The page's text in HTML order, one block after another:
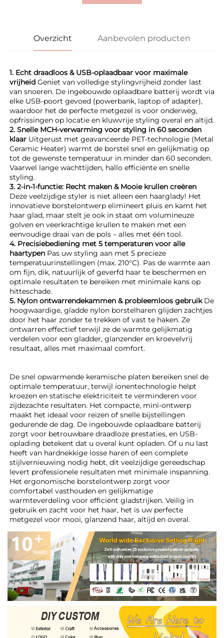
Overzicht Aanbevolen producten
1. Echt draadloos & USB-oplaadbaar voor maximale
vrijheid Geniet van volledige stylingvrijheid zonder last
van snoeren. De ingebouwde oplaadbare batterij wordt via
elke USB-poort gevoed (powerbank, laptop of adapter),
waardoor het de perfecte metgezel is voor onderweg,
2. Snelle MCH-verwarming voor styling in 60 seconden
klaar Uitgerust met geavanceerde PET-technologie (Metal
Ceramic Heater) warmt de borstel snel en gelijkmatig op
tot de gewenste temperatuur in minder dan 60 seconden.
Vaarwel lange wachttijden, hallo efficiënte en snelle
styling.
Deze veelzijdige styler is niet alleen een haarglady! Het
innovatieve borstelontwerp elimineert pluis en kamt het
haar glad, maar stelt je ook in staat om volumineuze
golven en veerkrachtige krullen te maken met een
eenvoudige draai van de pols – alles met één tool.
4. Precisiebediening met 5 temperaturen voor alle
haartypen Pas uw styling aan met 5 precieze
temperatuurinstellingen (max. 210°C). Pas de warmte aan
om fijn, dik, natuurlijk of geverfd haar te beschermen en
optimale resultaten te bereiken met minimale kans op
hitteschade.
5. Nylon ontwarrendekammen & probleemloos gebruik De
hoogwaardige, gladde nylon borstelharen glijden zachtjes
door het haar zonder te trekken of vast te haken. Ze
ontwarren effectief terwijl ze de warmte gelijkmatig
verdelen voor een gladder, glanzender en kroevelvrij
resultaat, alles met maximaal comfort.
De snel opwarmende keramische platen bereiken snel de
optimale temperatuur, terwijl ionentechnologie helpt
kroezen en statische elektriciteit te verminderen voor
zijdezachte resultaten. Het compacte, mini-ontwerp
maakt het ideaal voor reizen of snelle bijstellingen
gedurende de dag. De ingebouwde oplaadbare batterij
zorgt voor betrouwbare draadloze prestaties, en USB-
oplading betekent dat u overal kunt opladen. Of u nu last
heeft van hardnekkige losse haren of een complete
stijlvernieuwing nodig hebt, dit veelzijdige gereedschap
levert professionele resultaten met minimale inspanning.
Het ergonomische borstelontwerp zorgt voor
comfortabel vasthouden en gelijkmatige
warmteverdeling voor efficiënt gladstrijken. Veilig in
gebruik en zacht voor het haar, het is uw perfecte
metgezel voor mooi, glanzend haar, altijd en overal.